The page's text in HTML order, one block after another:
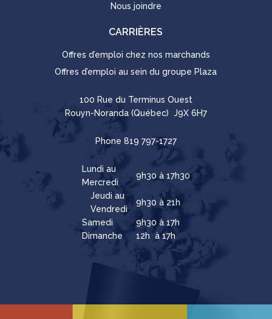
Nous joindre
CARRIÈRES
Offres d’emploi chez nos marchands
Offres d’emploi au sein du groupe Plaza
100 Rue du Terminus Ouest
Rouyn-Noranda (Québec) J9X 6H7
Phone 819 797-1727
Lundi au
Mercredi
9h30 à 17h30
Jeudi au
Vendredi
9h30 à 21h
Samedi
9h30 à 17h
Dimanche
12h à 17h